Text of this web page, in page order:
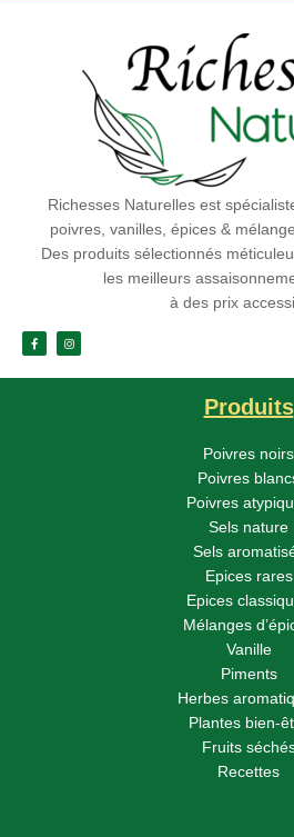
Richesses Naturelles est
poivres, vanilles, épices &
Des produits sélectionnés
les meilleurs
à des prix
Produits
Poivres noirs
Poivres
Poivres
Sels nature
Sels
Epices rares
Epices
Mélanges
Vanille
Piments
Herbes
Plantes bien-
Fruits
Recettes